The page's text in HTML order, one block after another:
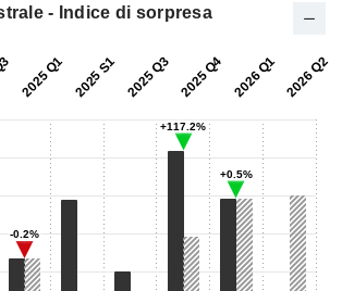
- Indice di sorpresa